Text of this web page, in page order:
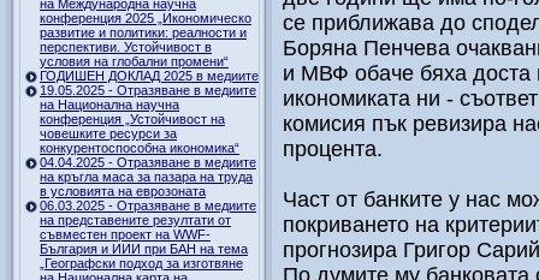
на Международна научна
конференция 2025 „Икономическо
развитие и политики: реалности и
перспективи. Устойчивост в
условия на глобални промени“
ГОДИШЕН ДОКЛАД 2025 в медиите
19.05.2025 - Отразяване в медиите
на Национална научна
конференция „Устойчивост на
човешките ресурси за
конкурентоспособна икономика“
04.04.2025 - Отразяване в медиите
на кръгла маса за пазара на труда
в условията на еврозоната
06.03.2025 - Отразяване в медиите
на представените резултати от
съвместен проект на WWF-
България и ИИИ при БАН на тема
„Географски подход за изготвяне
се приближава до
Боряна Пенчева
и МВФ обаче бяха доста
икономиката ни -
комисия пък ревизира
процента.
Част от банките у нас
покриването на
прогнозира Григор
По думите му банковата